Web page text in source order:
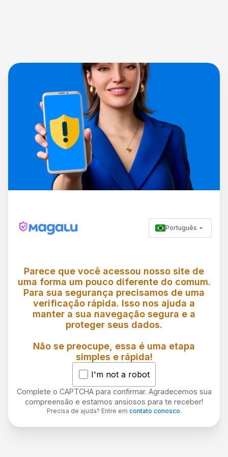
Português
Parece que você acessou nosso site de
uma forma um pouco diferente do comum.
Para sua segurança precisamos de uma
verificação rápida. Isso nos ajuda a
manter a sua navegação segura e a
proteger seus dados.
Não se preocupe, essa é uma etapa
simples e rápida!
I'm not a robot
Complete o CAPTCHA para confirmar. Agradecemos sua
compreensão e estamos ansiosos para te receber!
Precisa de ajuda? Entre em contato conosco.